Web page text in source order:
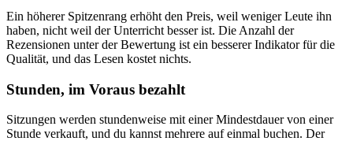
Ein höherer Spitzenrang erhöht den Preis, weil weniger Leute ihn
haben, nicht weil der Unterricht besser ist. Die Anzahl der
Rezensionen unter der Bewertung ist ein besserer Indikator für die
Qualität, und das Lesen kostet nichts.
Stunden, im Voraus bezahlt
Sitzungen werden stundenweise mit einer Mindestdauer von einer
Stunde verkauft, und du kannst mehrere auf einmal buchen. Der